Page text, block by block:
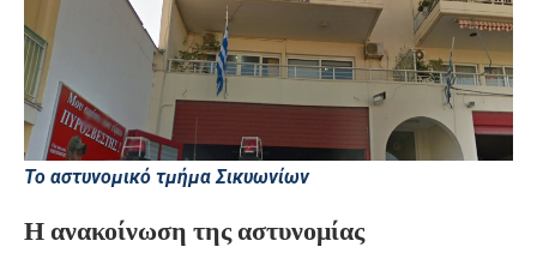
Το αστυνομικό τμήμα Σικυωνίων
Η ανακοίνωση της αστυνομίας